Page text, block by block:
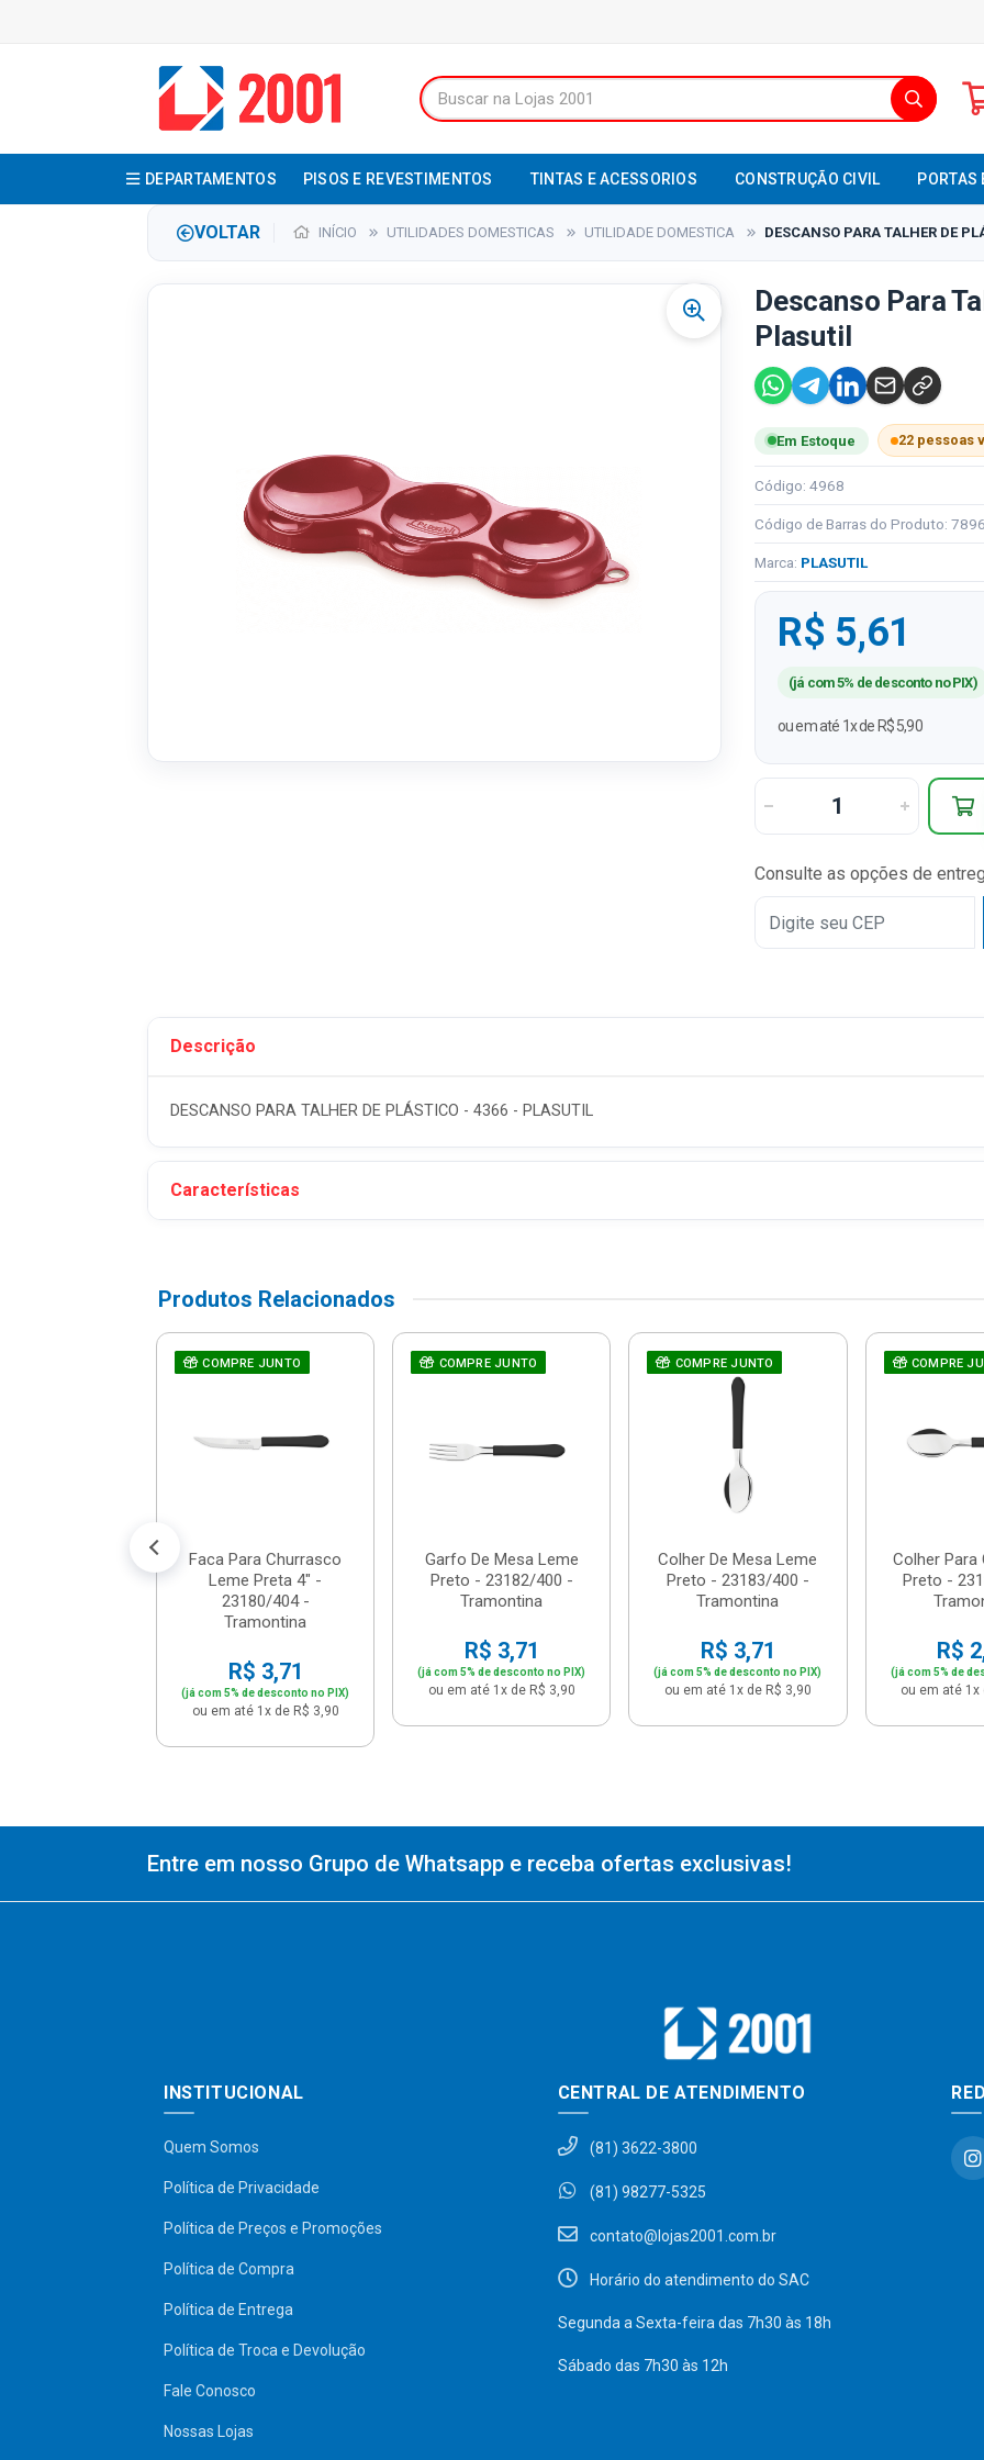
DEPARTAMENTOS PISOS E REVESTIMENTOS TINTAS E ACESSORIOS CONSTRUÇÃO CIVIL PORTAS
VOLTAR INÍCIO UTILIDADES DOMESTICAS UTILIDADE DOMESTICA DESCANSO PARA TALHER DE
Descanso Para
Plasutil
Em Estoque 22 pessoas
Código: 4968
Código de Barras do Produto:
Marca: PLASUTIL
R$ 5,61
(já com 5% de desconto no PIX)
ou em até 1x de R$ 5,90
Consulte as opções de
Descrição
DESCANSO PARA TALHER DE PLÁSTICO - 4366 - PLASUTIL
Características
Produtos Relacionados
COMPRE JUNTO
Faca Para Churrasco
Leme Preta 4" -
23180/404 -
Tramontina
R$ 3,71
(já com 5% de desconto no PIX)
ou em até 1x de R$ 3,90
COMPRE JUNTO
Garfo De Mesa Leme
Preto - 23182/400 -
Tramontina
R$ 3,71
(já com 5% de desconto no PIX)
ou em até 1x de R$ 3,90
COMPRE JUNTO
Colher De Mesa Leme
Preto - 23183/400 -
Tramontina
R$ 3,71
(já com 5% de desconto no PIX)
ou em até 1x de R$ 3,90
COMPRE
Colher Para
Preto -
R$
(já com 5% de
ou em até 1x
Entre em nosso Grupo de Whatsapp e receba ofertas exclusivas!
INSTITUCIONAL
Quem Somos
Política de Privacidade
Política de Preços e Promoções
Política de Compra
Política de Entrega
Política de Troca e Devolução
Fale Conosco
Nossas Lojas
CENTRAL DE ATENDIMENTO
(81) 3622-3800
(81) 98277-5325
contato@lojas2001.com.br
Horário do atendimento do SAC
Segunda a Sexta-feira das 7h30 às 18h
Sábado das 7h30 às 12h